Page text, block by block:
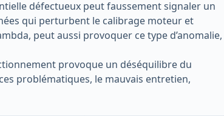
défectueux peut faussement signaler un
qui perturbent le calibrage moteur et
peut aussi provoquer ce type d’anomalie,
provoque un déséquilibre du
problématiques, le mauvais entretien,